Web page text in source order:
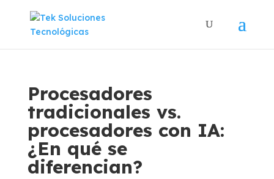
Procesadores
tradicionales vs.
procesadores con IA:
¿En qué se
diferencian?